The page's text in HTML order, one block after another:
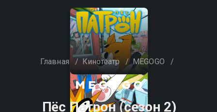
Главная / Кинотеатр / MEGOGO /
Пёс Патрон (сезон 2)